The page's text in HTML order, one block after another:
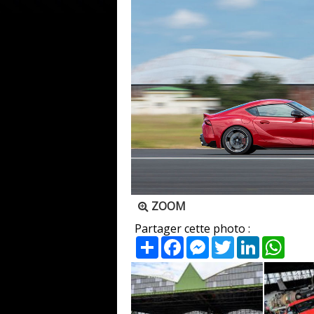
ZOOM
Partager cette photo :
PartagerFacebookMessenger
TwitterLinkedIn